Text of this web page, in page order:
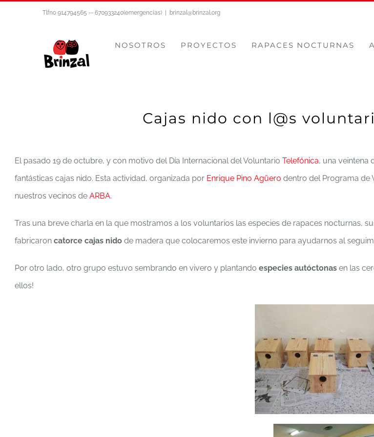
Tlfno 914794565 -- 670933240(emergencias) brinzal@brinzal.org
NOSOTROS PROYECTOS RAPACES NOCTURNAS
Cajas nido con l@s
El pasado 19 de octubre, y con motivo del Día Internacional del Voluntario Telefónica, una veintena
fantásticas cajas nido. Esta actividad, organizada por Enrique Pino Agüero dentro del Programa de
nuestros vecinos de ARBA.
Tras una breve charla en la que mostramos a los voluntarios las especies de rapaces nocturnas,
fabricaron catorce cajas nido de madera que colocaremos este invierno para ayudarnos al
Por otro lado, otro grupo estuvo sembrando en vivero y plantando especies autóctonas en las
ellos!